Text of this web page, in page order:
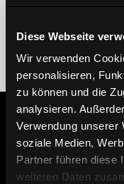
Diese Webseite
Wir verwenden
personalisieren,
zu können und die
analysieren.
Verwendung unserer
soziale Medien,
Partner führen diese
weiteren Daten